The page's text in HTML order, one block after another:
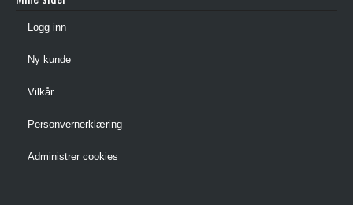
Logg inn
Ny kunde
Vilkår
Personvernerklæring
Administrer cookies